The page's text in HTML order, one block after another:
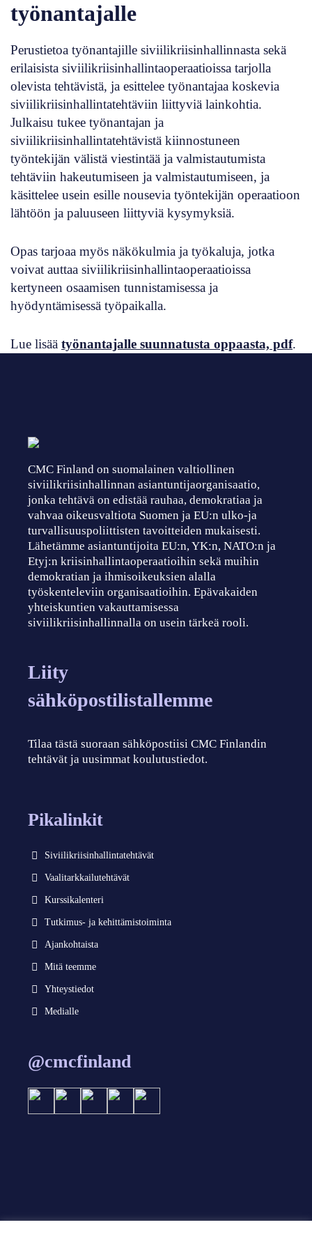
työnantajalle
Perustietoa työnantajille siviilikriisinhallinnasta sekä
erilaisista siviilikriisinhallintaoperaatioissa tarjolla
olevista tehtävistä, ja esittelee työnantajaa koskevia
siviilikriisinhallintatehtäviin liittyviä lainkohtia.
Julkaisu tukee työnantajan ja
siviilikriisinhallintatehtävistä kiinnostuneen
työntekijän välistä viestintää ja valmistautumista
tehtäviin hakeutumiseen ja valmistautumiseen, ja
käsittelee usein esille nousevia työntekijän operaatioon
lähtöön ja paluuseen liittyviä kysymyksiä.
Opas tarjoaa myös näkökulmia ja työkaluja, jotka
voivat auttaa siviilikriisinhallintaoperaatioissa
kertyneen osaamisen tunnistamisessa ja
hyödyntämisessä työpaikalla.
Lue lisää työnantajalle suunnatusta oppaasta, pdf.
CMC Finland on suomalainen valtiollinen
siviilikriisinhallinnan asiantuntijaorganisaatio,
jonka tehtävä on edistää rauhaa, demokratiaa ja
vahvaa oikeusvaltiota Suomen ja EU:n ulko-ja
turvallisuuspoliittisten tavoitteiden mukaisesti.
Lähetämme asiantuntijoita EU:n, YK:n, NATO:n ja
Etyj:n kriisinhallintaoperaatioihin sekä muihin
demokratian ja ihmisoikeuksien alalla
työskenteleviin organisaatioihin. Epävakaiden
yhteiskuntien vakauttamisessa
siviilikriisinhallinnalla on usein tärkeä rooli.
Liity
sähköpostilistallemme
Tilaa tästä suoraan sähköpostiisi CMC Finlandin
tehtävät ja uusimmat koulutustiedot.
Pikalinkit
Siviilikriisinhallintatehtävät
Vaalitarkkailutehtävät
Kurssikalenteri
Tutkimus- ja kehittämistoiminta
Ajankohtaista
Mitä teemme
Yhteystiedot
Medialle
@cmcfinland